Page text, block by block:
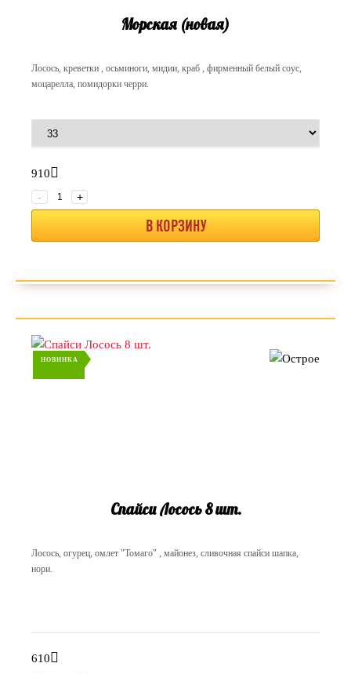
Морская (новая)
Лосось, креветки , осьминоги, мидии, краб , фирменный белый соус,
моцарелла, помидорки черри.
910
-
+
В КОРЗИНУ
НОВИНКА
Спайси Лосось 8 шт.
Лосось, огурец, омлет "Томаго" , майонез, сливочная спайси шапка,
нори.
610